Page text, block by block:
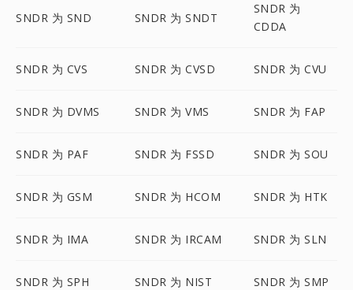
SNDR 为 SND SNDR 为 SNDT
SNDR 为
CDDA
SNDR 为 CVS SNDR 为 CVSD SNDR 为 CVU
SNDR 为 DVMS SNDR 为 VMS SNDR 为 FAP
SNDR 为 PAF SNDR 为 FSSD SNDR 为 SOU
SNDR 为 GSM SNDR 为 HCOM SNDR 为 HTK
SNDR 为 IMA SNDR 为 IRCAM SNDR 为 SLN
SNDR 为 SPH SNDR 为 NIST SNDR 为 SMP